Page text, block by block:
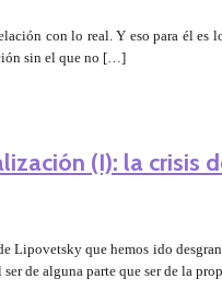
con lo real. Y eso para él
sin el que no […]
(I): la crisis
Lipovetsky que hemos ido
de alguna parte que ser de la